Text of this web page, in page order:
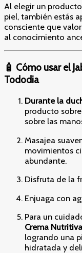
Al elegir un
piel, también estás
consciente que
al conocimiento
🧴 Cómo usar el
Tododia
Durante la
producto
sobre las
Masajea
movimientos
abundante.
Disfruta de la
Enjuaga con
Para un
Crema
logrando una
hidratada y